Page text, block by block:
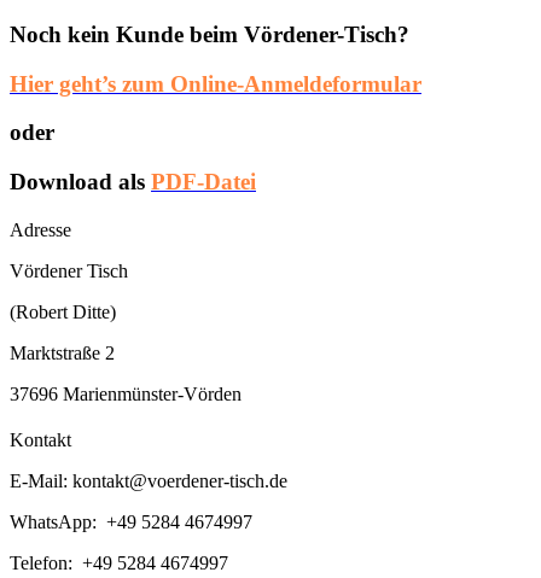
Noch kein Kunde beim Vördener-Tisch?
Hier geht’s zum Online-Anmeldeformular
oder
Download als PDF-Datei
Adresse
Vördener Tisch
(Robert Ditte)
Marktstraße 2
37696 Marienmünster-Vörden
Kontakt
E-Mail: kontakt@voerdener-tisch.de
WhatsApp: +49 5284 4674997
Telefon: +49 5284 4674997